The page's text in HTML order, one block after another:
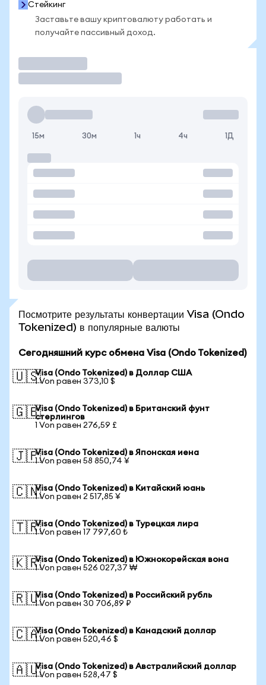
Стейкинг
Заставьте вашу криптовалюту работать и
получайте пассивный доход.
15м 30м 1ч 4ч 1Д
Посмотрите результаты конвертации Visa (Ondo
Tokenized) в популярные валюты
Сегодняшний курс обмена Visa (Ondo Tokenized)
🇺🇸Visa (Ondo Tokenized) в Доллар США
1 Von равен 373,10 $
🇬🇧Visa (Ondo Tokenized) в Британский фунт
стерлингов
1 Von равен 276,59 £
🇯🇵Visa (Ondo Tokenized) в Японская иена
1 Von равен 58 850,74 ¥
🇨🇳Visa (Ondo Tokenized) в Китайский юань
1 Von равен 2 517,85 ¥
🇹🇷Visa (Ondo Tokenized) в Турецкая лира
1 Von равен 17 797,60 ₺
🇰🇷Visa (Ondo Tokenized) в Южнокорейская вона
1 Von равен 526 027,37 ₩
🇷🇺Visa (Ondo Tokenized) в Российский рубль
1 Von равен 30 706,89 ₽
🇨🇦Visa (Ondo Tokenized) в Канадский доллар
1 Von равен 520,46 $
🇦🇺Visa (Ondo Tokenized) в Австралийский доллар
1 Von равен 528,47 $